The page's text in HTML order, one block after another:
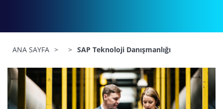
ANA SAYFA > > SAP Teknoloji Danışmanlığı